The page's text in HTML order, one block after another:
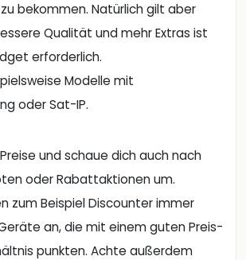
bekommen. Natürlich gilt aber
Qualität und mehr Extras ist
erforderlich.
Modelle mit
oder Sat-IP.
und schaue dich auch nach
oder Rabattaktionen um.
zum Beispiel Discounter immer
an, die mit einem guten Preis-
punkten. Achte außerdem